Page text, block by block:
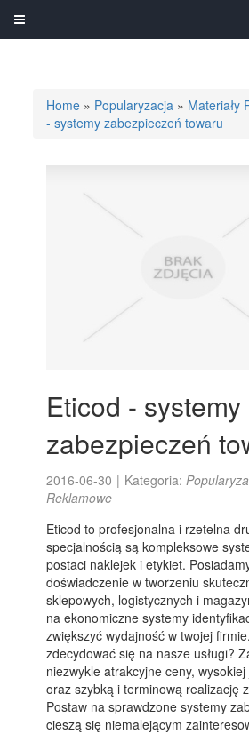
Home » Popularyzacja » Materiały
- systemy zabezpieczeń towaru
Eticod - systemy
zabezpieczeń
2016-06-30 | Kategoria:
Reklamowe
Eticod to profesjonalna i rzetelna
specjalnością są kompleksowe
postaci naklejek i etykiet.
doświadczenie w tworzeniu
sklepowych, logistycznych i
na ekonomiczne systemy
zwiększyć wydajność w twojej
zdecydować się na nasze usługi?
niezwykle atrakcyjne ceny,
oraz szybką i terminową realizację
Postaw na sprawdzone systemy
cieszą się niemalejącym